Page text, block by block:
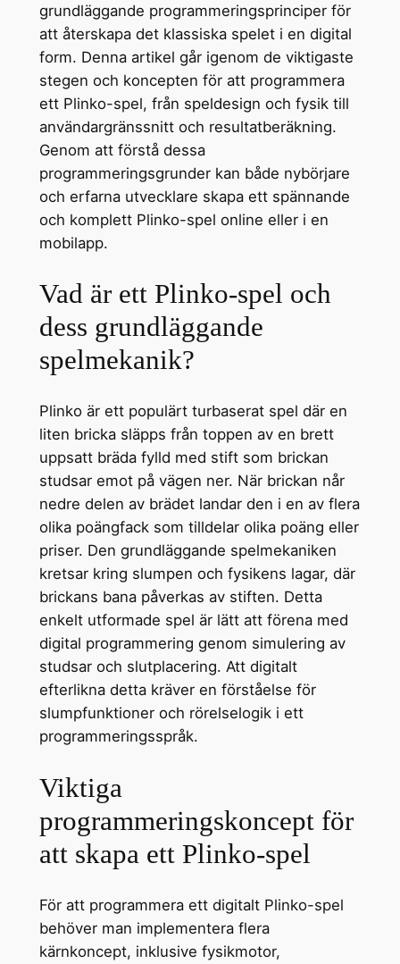
grundläggande programmeringsprinciper för
att återskapa det klassiska spelet i en digital
form. Denna artikel går igenom de viktigaste
stegen och koncepten för att programmera
ett Plinko-spel, från speldesign och fysik till
användargränssnitt och resultatberäkning.
Genom att förstå dessa
programmeringsgrunder kan både nybörjare
och erfarna utvecklare skapa ett spännande
och komplett Plinko-spel online eller i en
mobilapp.
Vad är ett Plinko-spel och
dess grundläggande
spelmekanik?
Plinko är ett populärt turbaserat spel där en
liten bricka släpps från toppen av en brett
uppsatt bräda fylld med stift som brickan
studsar emot på vägen ner. När brickan når
nedre delen av brädet landar den i en av flera
olika poängfack som tilldelar olika poäng eller
priser. Den grundläggande spelmekaniken
kretsar kring slumpen och fysikens lagar, där
brickans bana påverkas av stiften. Detta
enkelt utformade spel är lätt att förena med
digital programmering genom simulering av
studsar och slutplacering. Att digitalt
efterlikna detta kräver en förståelse för
slumpfunktioner och rörelselogik i ett
programmeringsspråk.
Viktiga
programmeringskoncept för
att skapa ett Plinko-spel
För att programmera ett digitalt Plinko-spel
behöver man implementera flera
kärnkoncept, inklusive fysikmotor,